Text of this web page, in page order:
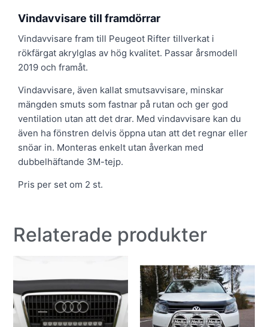
Vindavvisare till framdörrar
Vindavvisare fram till Peugeot Rifter tillverkat i
rökfärgat akrylglas av hög kvalitet. Passar årsmodell
2019 och framåt.
Vindavvisare, även kallat smutsavvisare, minskar
mängden smuts som fastnar på rutan och ger god
ventilation utan att det drar. Med vindavvisare kan du
även ha fönstren delvis öppna utan att det regnar eller
snöar in. Monteras enkelt utan åverkan med
dubbelhäftande 3M-tejp.
Pris per set om 2 st.
Relaterade produkter